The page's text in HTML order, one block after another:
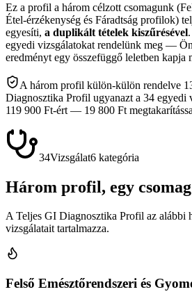
Ez a profil a három célzott csomagunk
Étel-érzékenység és Fáradtság profilok)
egyesíti, a duplikált tételek kiszűrésével
egyedi vizsgálatokat rendelünk meg —
eredményt egy összefüggő leletben kapja
A három profil külön-külön rendelve
Diagnosztika Profil ugyanazt a 34 egyedi
119 900 Ft-ért — 19 800 Ft
34Vizsgálat6 kategória
Három profil, egy csomag
A Teljes GI Diagnosztika Profil az alábbi
vizsgálatait tartalmazza.
Felső Emésztőrendszeri és